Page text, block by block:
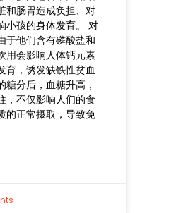
和肠胃造成负担、对
小孩的身体发育。 对
于他们含有磷酸盐和
用会影响人体钙元素
育，诱发缺铁性贫血
分后，血糖升高，
，不仅影响人们的食
的正常摄取，导致免